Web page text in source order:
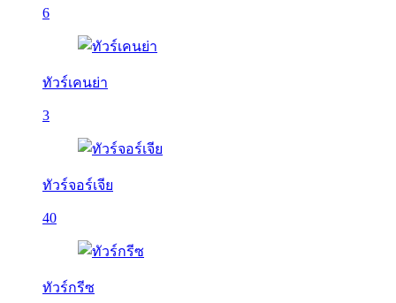
6
ทัวร์เคนย่า
3
ทัวร์จอร์เจีย
40
ทัวร์กรีซ